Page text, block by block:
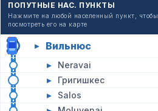
ПОПУТНЫЕ НАС. ПУНКТЫ
Нажмите на любой населенный пункт, чтобы
посмотреть его на карте
▸ Вильнюс
▸ Neravai
▸ Григишкес
▸ Salos